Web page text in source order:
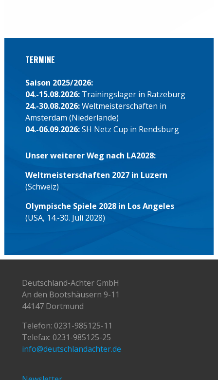
TERMINE
Saison 2025/2026:
04.-15.08.2026: Trainingslager in Ratzeburg
24.-30.08.2026:Weltmeisterschaften in
Amsterdam (Niederlande)
04.-06.09.2026:SH Netz Cup in Rendsburg
Unser weiterer Weg nach LA2028:
Weltmeisterschaften 2027 in Luzern
(Schweiz)
Olympische Spiele 2028 in Los Angeles
(USA, 14.-30. Juli 2028)
Deutschland-Achter GmbH
An den Bootshäusern 9-11
44147 Dortmund
Telefon: 0231-985125-11
Telefax: 0231-985125-25
info@deutschlandachter.de